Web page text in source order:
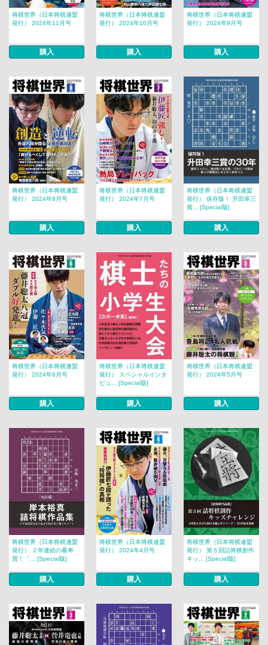
将棋世界（日本将棋連盟
発行） 2024年11月号
購入
将棋世界（日本将棋連盟
発行） 2024年10月号
購入
将棋世界（日本将棋連盟
発行） 2024年9月号
購入
将棋世界（日本将棋連盟
発行） 2024年8月号
購入
将棋世界（日本将棋連盟
発行） 2024年7月号
購入
将棋世界（日本将棋連盟
発行） 保存版！ 升田幸三
賞... [Special版]
購入
将棋世界（日本将棋連盟
発行） 2024年6月号
購入
将棋世界（日本将棋連盟
発行） スペシャルインタ
ビュ... [Special版]
購入
将棋世界（日本将棋連盟
発行） 2024年5月号
購入
将棋世界（日本将棋連盟
発行） ２年連続の看寿
賞！「... [Special版]
購入
将棋世界（日本将棋連盟
発行） 2024年4月号
購入
将棋世界（日本将棋連盟
発行） 第５回詰将棋創作
キッ... [Special版]
購入